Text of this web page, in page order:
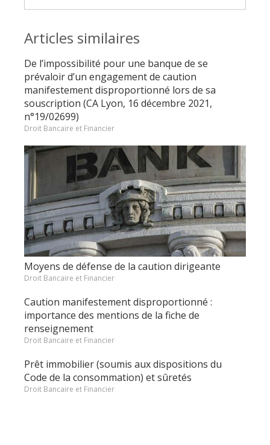
Articles similaires
De l’impossibilité pour une banque de se
prévaloir d’un engagement de caution
manifestement disproportionné lors de sa
souscription (CA Lyon, 16 décembre 2021,
n°19/02699)
Droit Bancaire et Financier
Moyens de défense de la caution dirigeante
Droit Bancaire et Financier
Caution manifestement disproportionné :
importance des mentions de la fiche de
renseignement
Droit Bancaire et Financier
Prêt immobilier (soumis aux dispositions du
Code de la consommation) et sûretés
Droit Bancaire et Financier